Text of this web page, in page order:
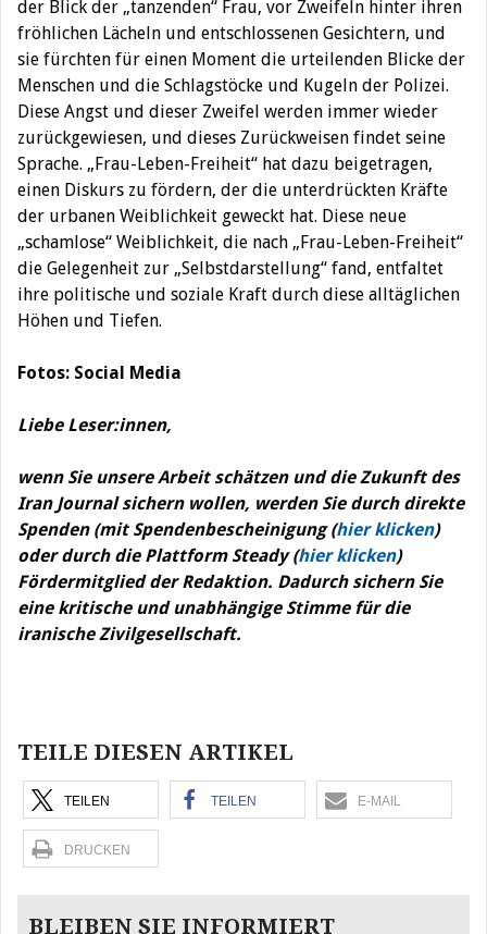
der Blick der „tanzenden“ Frau, vor Zweifeln hinter ihren
fröhlichen Lächeln und entschlossenen Gesichtern, und
sie fürchten für einen Moment die urteilenden Blicke der
Menschen und die Schlagstöcke und Kugeln der Polizei.
Diese Angst und dieser Zweifel werden immer wieder
zurückgewiesen, und dieses Zurückweisen findet seine
Sprache. „Frau-Leben-Freiheit“ hat dazu beigetragen,
einen Diskurs zu fördern, der die unterdrückten Kräfte
der urbanen Weiblichkeit geweckt hat. Diese neue
„schamlose“ Weiblichkeit, die nach „Frau-Leben-Freiheit“
die Gelegenheit zur „Selbstdarstellung“ fand, entfaltet
ihre politische und soziale Kraft durch diese alltäglichen
Höhen und Tiefen.
Fotos: Social Media
Liebe Leser:innen,
wenn Sie unsere Arbeit schätzen und die Zukunft des
Iran Journal sichern wollen, werden Sie durch direkte
Spenden (mit Spendenbescheinigung (hier klicken)
oder durch die Plattform Steady (hier klicken)
Fördermitglied der Redaktion. Dadurch sichern Sie
eine kritische und unabhängige Stimme für die
iranische Zivilgesellschaft.
TEILE DIESEN ARTIKEL
TEILEN TEILEN E-MAIL
DRUCKEN
BLEIBEN SIE INFORMIERT